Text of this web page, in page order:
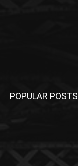
POPULAR POSTS